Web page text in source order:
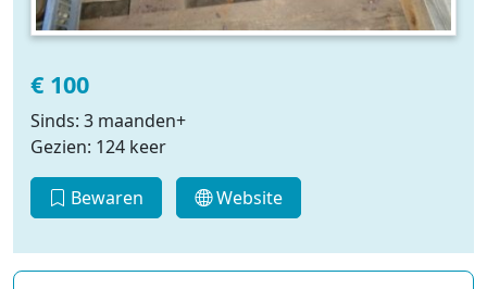
€ 100
Sinds: 3 maanden+
Gezien: 124 keer
Bewaren Website